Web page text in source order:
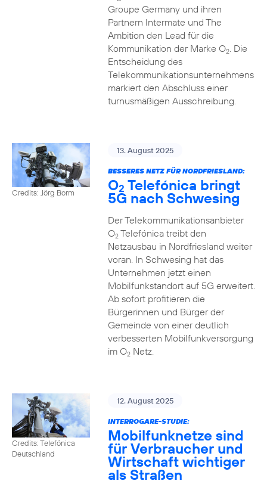
Groupe Germany und ihren
Partnern Intermate und The
Ambition den Lead für die
Kommunikation der Marke O2. Die
Entscheidung des
Telekommunikationsunternehmens
markiert den Abschluss einer
turnusmäßigen Ausschreibung.
Credits: Jörg Borm
13. August 2025
BESSERES NETZ FÜR NORDFRIESLAND:
O2 Telefónica bringt
5G nach Schwesing
Der Telekommunikationsanbieter
O2Telefónica treibt den
Netzausbau in Nordfriesland weiter
voran. In Schwesing hat das
Unternehmen jetzt einen
Mobilfunkstandort auf 5G erweitert.
Ab sofort profitieren die
Bürgerinnen und Bürger der
Gemeinde von einer deutlich
verbesserten Mobilfunkversorgung
im O2Netz.
Credits: Telefónica
Deutschland
12. August 2025
INTERROGARE-STUDIE:
Mobilfunknetze sind
für Verbraucher und
Wirtschaft wichtiger
als Straßen